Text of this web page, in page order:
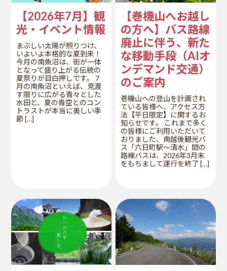
【2026年7月】観
光・イベント情報
まぶしい太陽が照りつけ、
いよいよ本格的な夏到来！
今月の南魚沼は、街が一体
となって盛り上がる伝統の
夏祭りが目白押しです。 7
月の南魚沼といえば、見渡
す限りに広がる青々とした
水田と、夏の青空とのコン
トラストが本当に美しい季
節 […]
【巻機山へお越し
の方へ】バス路線
廃止に伴う、新た
な移動手段（AIオ
ンデマンド交通）
のご案内
巻機山への登山を計画され
ている皆様へ、アクセス方
法【平日限定】に関するお
知らせです。 これまで多く
の皆様にご利用いただいて
おりました、南越後観光バ
ス「六日町駅～清水」間の
路線バスは、2026年3月末
をもちまして運行を終了 […]